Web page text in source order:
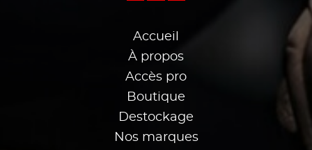
Accueil
À propos
Accès pro
Boutique
Destockage
Nos marques